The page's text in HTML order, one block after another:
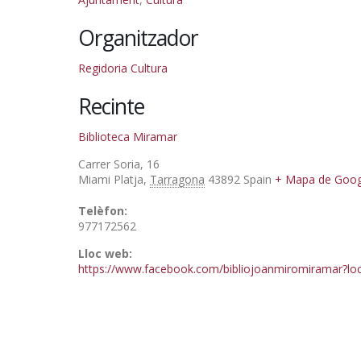
Organitzador
Regidoria Cultura
Recinte
Biblioteca Miramar
Carrer Soria, 16
Miami Platja, Tarragona 43892 Spain + Mapa de
Telèfon:
977172562
Lloc web:
https://www.facebook.com/